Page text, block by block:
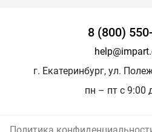
8 (800)
г. Екатеринбург, ул.
пн – пт с 9:00